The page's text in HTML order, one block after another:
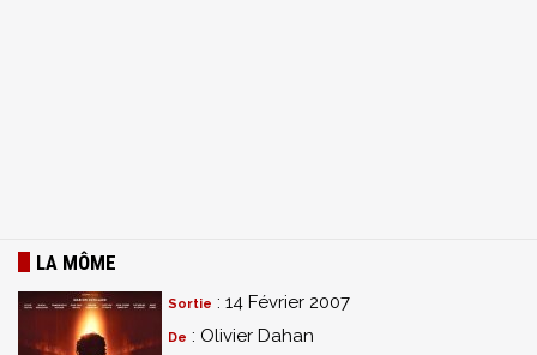
LA MÔME
Sortie : 14 Février 2007
De : Olivier Dahan